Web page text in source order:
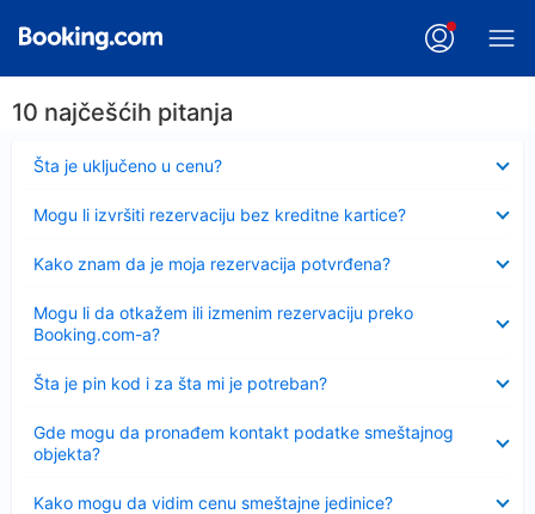
10 najčešćih pitanja
Šta je uključeno u cenu?
Sažeto
Mogu li izvršiti rezervaciju bez kreditne kartice?
Kako znam da je moja rezervacija potvrđena?
Mogu li da otkažem ili izmenim rezervaciju preko
Booking.com-a?
Šta je pin kod i za šta mi je potreban?
Sažeto
Gde mogu da pronađem kontakt podatke smeštajnog
objekta?
Kako mogu da vidim cenu smeštajne jedinice?